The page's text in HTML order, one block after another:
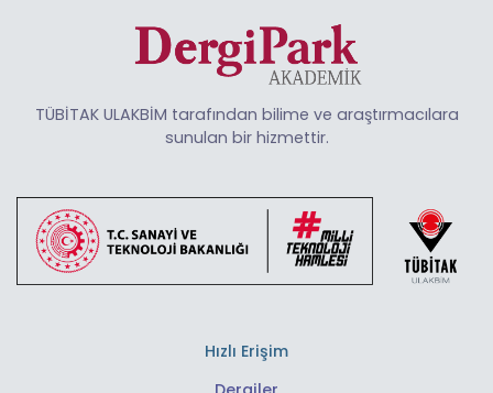
TÜBİTAK ULAKBİM tarafından bilime ve araştırmacılara
sunulan bir hizmettir.
Hızlı Erişim